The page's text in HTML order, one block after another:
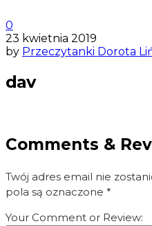
0
23 kwietnia 2019
by Przeczytanki Dorota
dav
Comments &
Twój adres email nie
pola są oznaczone *
Your Comment or Review: